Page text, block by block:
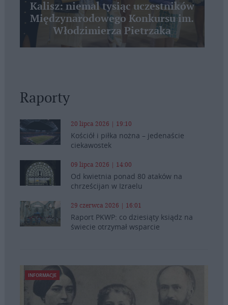
Kalisz: niemal tysiąc uczestników
Międzynarodowego Konkursu im.
Włodzimierza Pietrzaka
Raporty
20 lipca 2026 | 19:10
Kościół i piłka nożna – jedenaście
ciekawostek
09 lipca 2026 | 14:00
Od kwietnia ponad 80 ataków na
chrześcijan w Izraelu
29 czerwca 2026 | 16:01
Raport PKWP: co dziesiąty ksiądz na
świecie otrzymał wsparcie
INFORMACJE